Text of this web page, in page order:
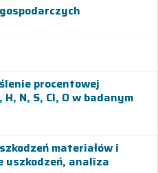
procentowej
N, S, Cl, O w badanym
materiałów i
analiza